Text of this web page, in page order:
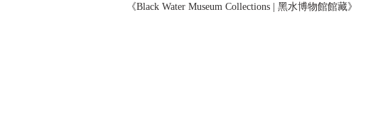
《Black Water Museum Collections | 黑水博物館館藏》